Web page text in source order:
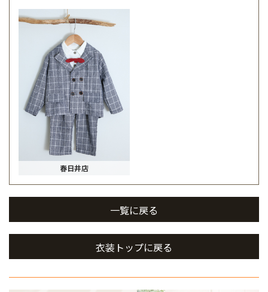
春日井店
一覧に戻る
衣装トップに戻る